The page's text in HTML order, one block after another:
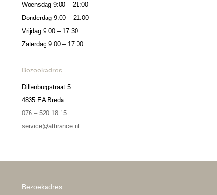
Woensdag 9:00 – 21:00
Donderdag 9:00 – 21:00
Vrijdag 9:00 – 17:30
Zaterdag 9:00 – 17:00
Bezoekadres
Dillenburgstraat 5
4835 EA Breda
076 – 520 18 15
service@attirance.nl
Bezoekadres